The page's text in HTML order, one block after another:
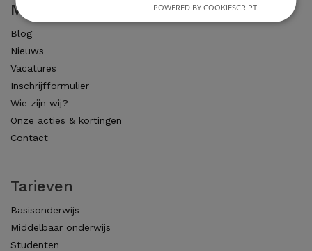
Maltha studiecoaching
Blog
Nieuws
Vacatures
Inschrijfformulier
Wie zijn wij?
Onze acties & kortingen
Contact
Tarieven
Basisonderwijs
Middelbaar onderwijs
Studenten
POWERED BY COOKIESCRIPT